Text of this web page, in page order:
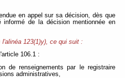
en appel sur sa décision, dès que
informé de la décision mentionnée en
123(1)y), ce qui suit :
106.1 :
de renseignements par le registraire
administratives,